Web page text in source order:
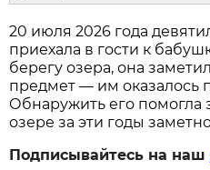
20 июля 2026 года
приехала в гости к
берегу озера, она
предмет — им оказалось
Обнаружить его помогла
озере за эти годы
Подписывайтесь на наш